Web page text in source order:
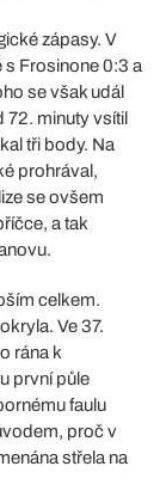
zápasy. V
Frosinone 0:3 a
se však udál
72. minuty vsítil
tři body. Na
prohrával,
se ovšem
a tak
celkem.
Ve 37.
rána k
první půle
faulu
proč v
střela na